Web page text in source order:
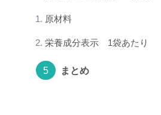
原材料
栄養成分表示 1袋あたり
まとめ